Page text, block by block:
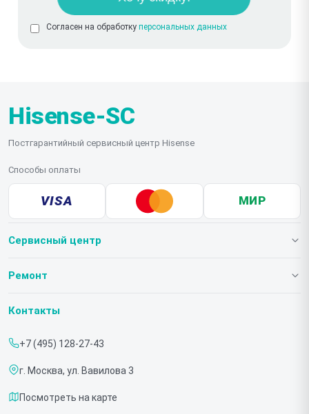
Согласен на обработку персональных данных
Hisense-SC
Постгарантийный сервисный центр Hisense
Способы оплаты
VISA МИР
Сервисный центр
О нашем сервисе
Срочный ремонт
Доставка и способы оплаты
Диагностика
Ремонт
Телевизоров
Контакты
+7 (495) 128-27-43
г. Москва, ул. Вавилова 3
Посмотреть на карте